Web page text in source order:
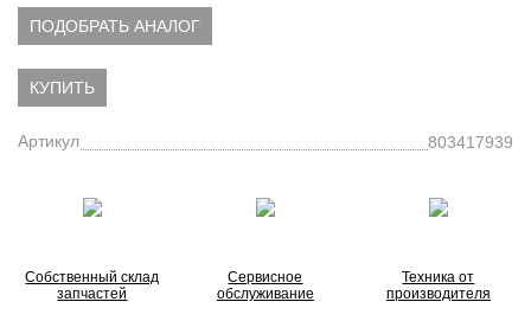
ПОДОБРАТЬ АНАЛОГ
КУПИТЬ
Артикул 803417939
Собственный склад
запчастей
Сервисное
обслуживание
Техника от
производителя